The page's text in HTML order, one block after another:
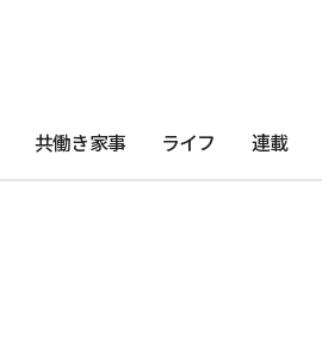
共働き家事 ライフ 連載